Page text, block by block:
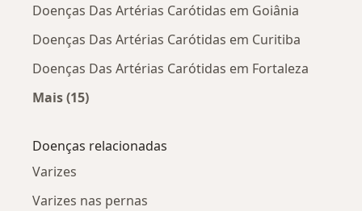
Doenças Das Artérias Carótidas em Goiânia
Doenças Das Artérias Carótidas em Curitiba
Doenças Das Artérias Carótidas em Fortaleza
Mais (15)
Doenças relacionadas
Varizes
Varizes nas pernas